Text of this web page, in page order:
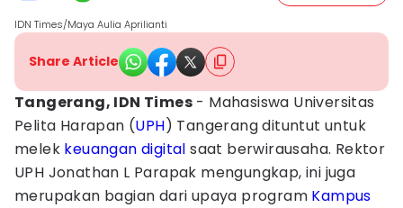
IDN Times/Maya Aulia Aprilianti
Share Article
Tangerang, IDN Times - Mahasiswa Universitas
Pelita Harapan (UPH) Tangerang dituntut untuk
melek keuangan digital saat berwirausaha. Rektor
UPH Jonathan L Parapak mengungkap, ini juga
merupakan bagian dari upaya program Kampus